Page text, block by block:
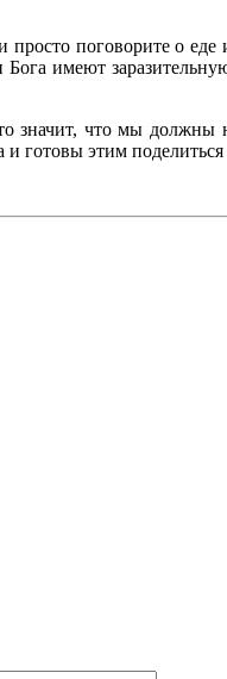
поговорите о
имеют
значит, что мы должны
готовы этим